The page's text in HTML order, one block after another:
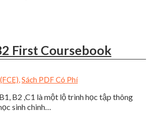
First Coursebook
,Sách PDF Có Phí
B2 ,C1 là một lộ trình học tập thông
sinh chinh…